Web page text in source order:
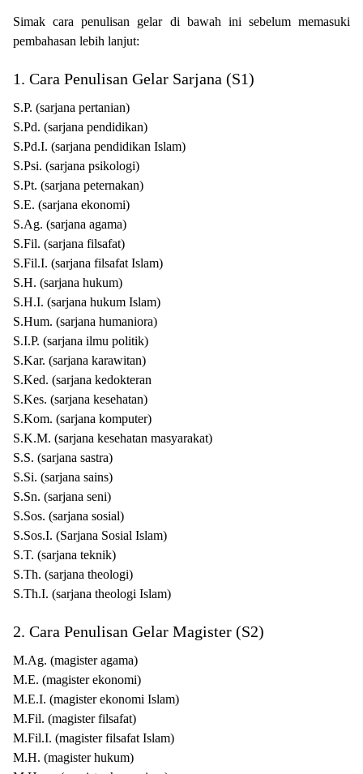
Simak cara penulisan gelar di bawah ini sebelum memasuki
pembahasan lebih lanjut:
1. Cara Penulisan Gelar Sarjana (S1)
S.P. (sarjana pertanian)
S.Pd. (sarjana pendidikan)
S.Pd.I. (sarjana pendidikan Islam)
S.Psi. (sarjana psikologi)
S.Pt. (sarjana peternakan)
S.E. (sarjana ekonomi)
S.Ag. (sarjana agama)
S.Fil. (sarjana filsafat)
S.Fil.I. (sarjana filsafat Islam)
S.H. (sarjana hukum)
S.H.I. (sarjana hukum Islam)
S.Hum. (sarjana humaniora)
S.I.P. (sarjana ilmu politik)
S.Kar. (sarjana karawitan)
S.Ked. (sarjana kedokteran
S.Kes. (sarjana kesehatan)
S.Kom. (sarjana komputer)
S.K.M. (sarjana kesehatan masyarakat)
S.S. (sarjana sastra)
S.Si. (sarjana sains)
S.Sn. (sarjana seni)
S.Sos. (sarjana sosial)
S.Sos.I. (Sarjana Sosial Islam)
S.T. (sarjana teknik)
S.Th. (sarjana theologi)
S.Th.I. (sarjana theologi Islam)
2. Cara Penulisan Gelar Magister (S2)
M.Ag. (magister agama)
M.E. (magister ekonomi)
M.E.I. (magister ekonomi Islam)
M.Fil. (magister filsafat)
M.Fil.I. (magister filsafat Islam)
M.H. (magister hukum)